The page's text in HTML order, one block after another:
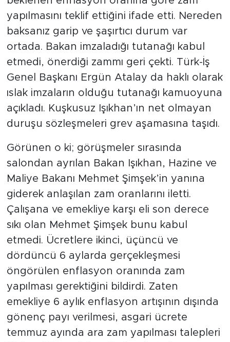
yapılmasını teklif ettiğini ifade etti. Nereden
baksanız garip ve şaşırtıcı durum var
ortada. Bakan imzaladığı tutanağı kabul
etmedi, önerdiği zammı geri çekti. Türk-İş
Genel Başkanı Ergün Atalay da haklı olarak
ıslak imzaların olduğu tutanağı kamuoyuna
açıkladı. Kuşkusuz Işıkhan’ın net olmayan
duruşu sözleşmeleri grev aşamasına taşıdı.
Görünen o ki; görüşmeler sırasında
salondan ayrılan Bakan Işıkhan, Hazine ve
Maliye Bakanı Mehmet Şimşek’in yanına
giderek anlaşılan zam oranlarını iletti.
Çalışana ve emekliye karşı eli son derece
sıkı olan Mehmet Şimşek bunu kabul
etmedi. Ücretlere ikinci, üçüncü ve
dördüncü 6 aylarda gerçekleşmesi
öngörülen enflasyon oranında zam
yapılması gerektiğini bildirdi. Zaten
emekliye 6 aylık enflasyon artışının dışında
gönenç payı verilmesi, asgari ücrete
temmuz ayında ara zam yapılması talepleri